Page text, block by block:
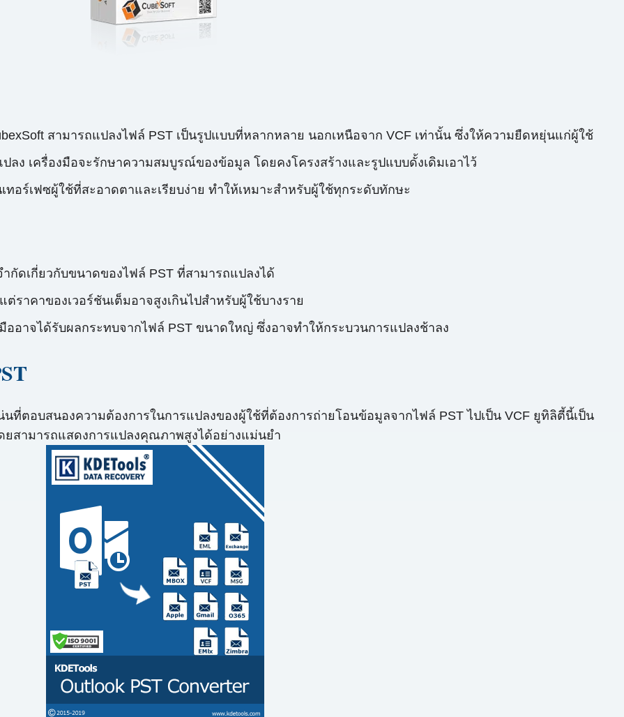
สามารถแปลงไฟล์ PST เป็นรูปแบบที่หลากหลาย นอกเหนือจาก VCF เท่านั้น ซึ่งให้ความยืดหยุ่นแก่ผู้ใช้
ลง เครื่องมือจะรักษาความสมบูรณ์ของข้อมูล โดยคงโครงสร้างและรูปแบบดั้งเดิมเอาไว้
อร์เฟซผู้ใช้ที่สะอาดตาและเรียบง่าย ทำให้เหมาะสำหรับผู้ใช้ทุกระดับทักษะ
กัดเกี่ยวกับขนาดของไฟล์ PST ที่สามารถแปลงได้
ราคาของเวอร์ชันเต็มอาจสูงเกินไปสำหรับผู้ใช้บางราย
ออาจได้รับผลกระทบจากไฟล์ PST ขนาดใหญ่ ซึ่งอาจทำให้กระบวนการแปลงช้าลง
นที่ตอบสนองความต้องการในการแปลงของผู้ใช้ที่ต้องการถ่ายโอนข้อมูลจากไฟล์ PST ไปเป็น VCF ยูทิลิตี้นี้เป็น
ยสามารถแสดงการแปลงคุณภาพสูงได้อย่างแม่นยำ